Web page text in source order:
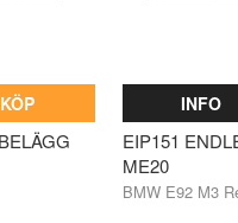
KÖP INFO
EIP151
ME20
BMW E92 M3